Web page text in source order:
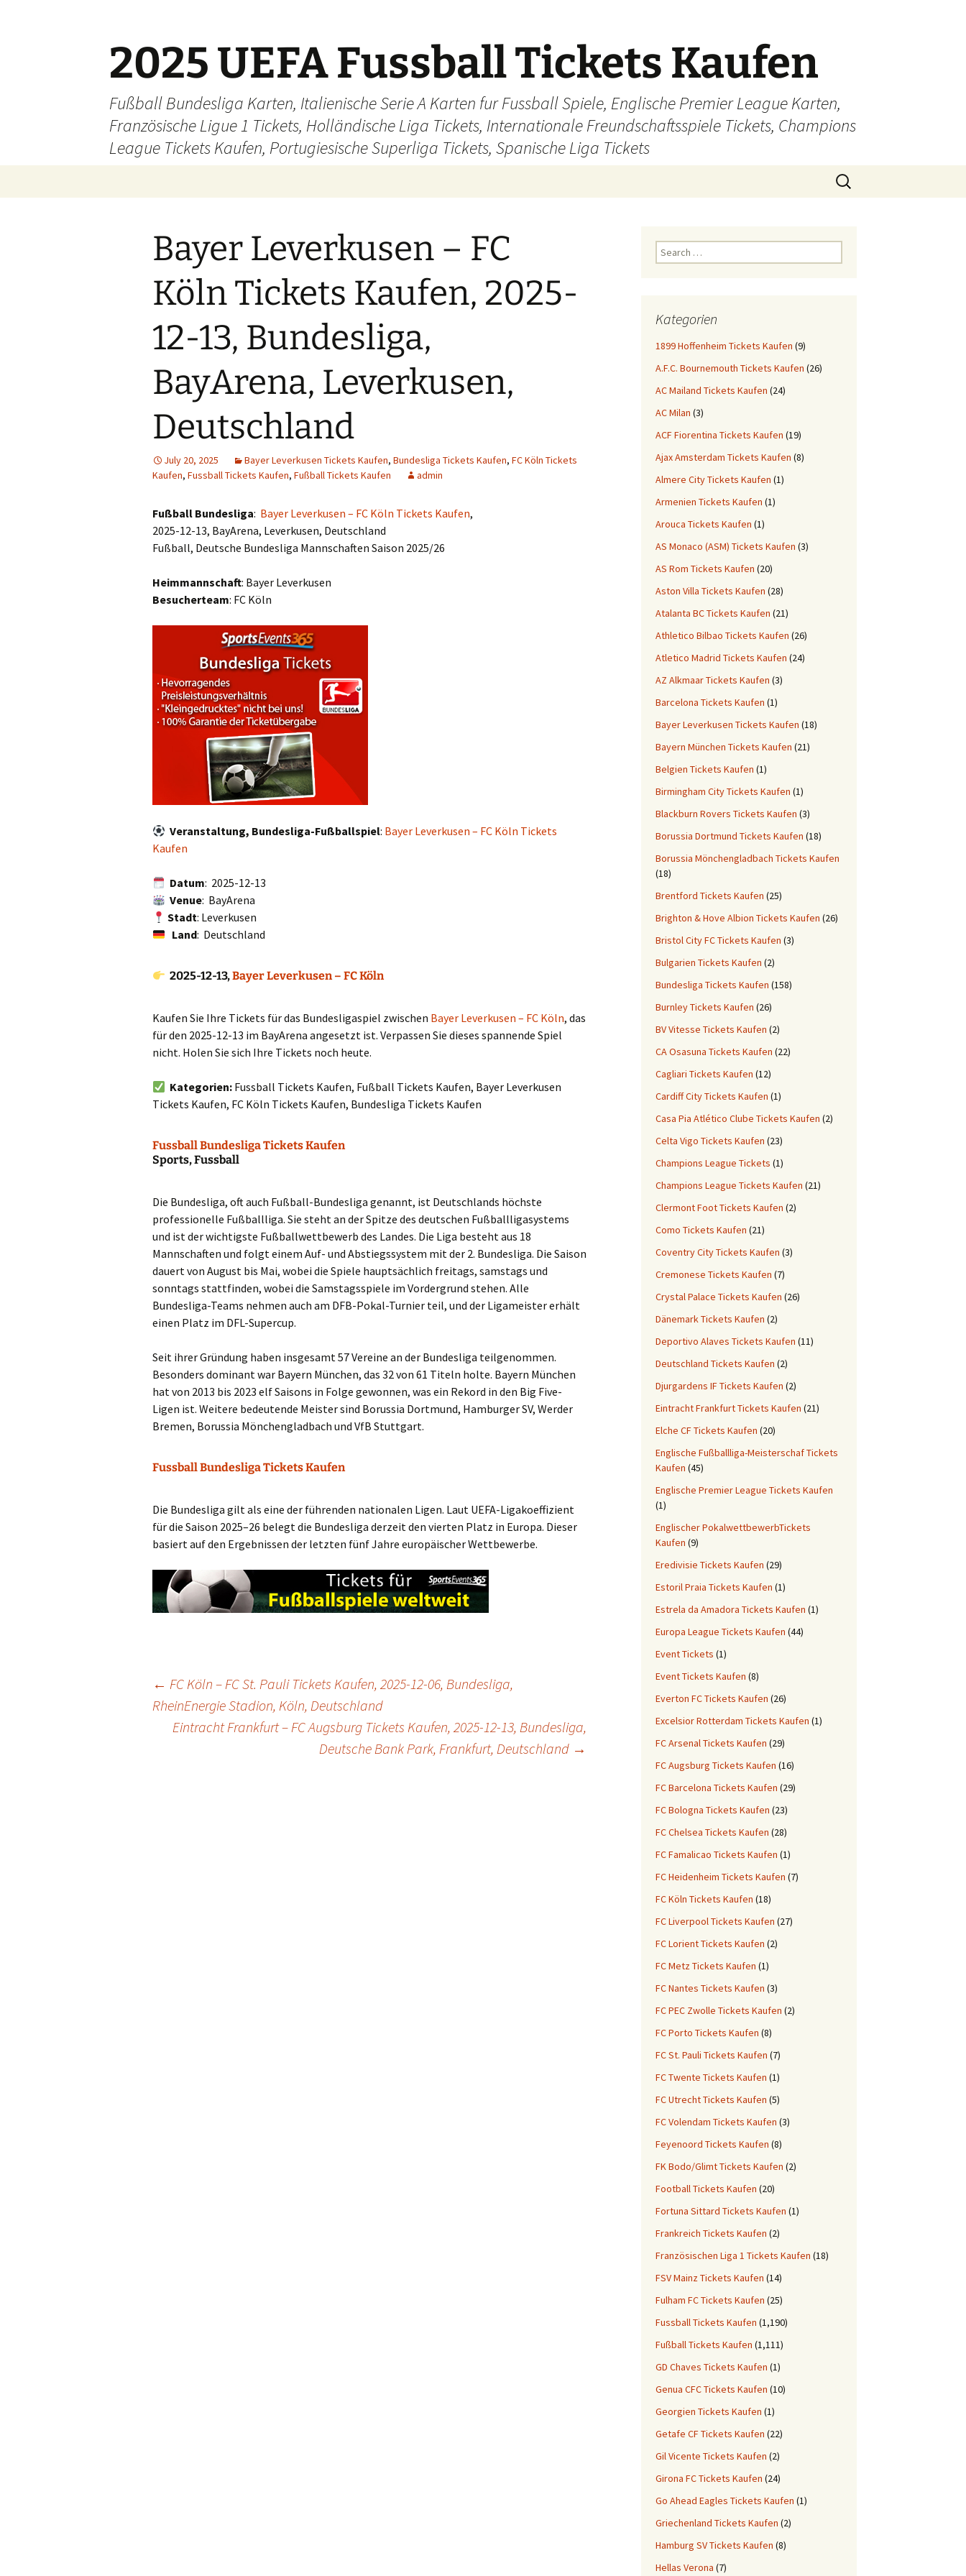
2025 UEFA Fussball Tickets Kaufen
Fußball Bundesliga Karten, Italienische Serie A Karten fur Fussball Spiele, Englische Premier League Karten,
Französische Ligue 1 Tickets, Holländische Liga Tickets, Internationale Freundschaftsspiele Tickets, Champions
League Tickets Kaufen, Portugiesische Superliga Tickets, Spanische Liga Tickets
Search
for:
Bayer Leverkusen – FC
Köln Tickets Kaufen, 2025-
12-13, Bundesliga,
BayArena, Leverkusen,
Deutschland
July 20, 2025 Bayer Leverkusen Tickets Kaufen, Bundesliga Tickets Kaufen, FC Köln Tickets
Kaufen, Fussball Tickets Kaufen, Fußball Tickets Kaufen admin
Fußball Bundesliga: Bayer Leverkusen – FC Köln Tickets Kaufen,
2025-12-13, BayArena, Leverkusen, Deutschland
Fußball, Deutsche Bundesliga Mannschaften Saison 2025/26
Heimmannschaft: Bayer Leverkusen
Besucherteam: FC Köln
Veranstaltung, Bundesliga-Fußballspiel: Bayer Leverkusen – FC Köln Tickets
Kaufen
Datum: 2025-12-13
Venue: BayArena
Stadt: Leverkusen
Land: Deutschland
2025-12-13,Bayer Leverkusen – FC Köln
Kaufen Sie Ihre Tickets für das Bundesligaspiel zwischen Bayer Leverkusen – FC Köln, das
für den 2025-12-13 im BayArena angesetzt ist. Verpassen Sie dieses spannende Spiel
nicht. Holen Sie sich Ihre Tickets noch heute.
Kategorien: Fussball Tickets Kaufen, Fußball Tickets Kaufen, Bayer Leverkusen
Tickets Kaufen, FC Köln Tickets Kaufen, Bundesliga Tickets Kaufen
Fussball Bundesliga Tickets Kaufen
Sports, Fussball
Die Bundesliga, oft auch Fußball-Bundesliga genannt, ist Deutschlands höchste
professionelle Fußballliga. Sie steht an der Spitze des deutschen Fußballligasystems
und ist der wichtigste Fußballwettbewerb des Landes. Die Liga besteht aus 18
Mannschaften und folgt einem Auf- und Abstiegssystem mit der 2. Bundesliga. Die Saison
dauert von August bis Mai, wobei die Spiele hauptsächlich freitags, samstags und
sonntags stattfinden, wobei die Samstagsspiele im Vordergrund stehen. Alle
Bundesliga-Teams nehmen auch am DFB-Pokal-Turnier teil, und der Ligameister erhält
einen Platz im DFL-Supercup.
Seit ihrer Gründung haben insgesamt 57 Vereine an der Bundesliga teilgenommen.
Besonders dominant war Bayern München, das 32 von 61 Titeln holte. Bayern München
hat von 2013 bis 2023 elf Saisons in Folge gewonnen, was ein Rekord in den Big Five-
Ligen ist. Weitere bedeutende Meister sind Borussia Dortmund, Hamburger SV, Werder
Bremen, Borussia Mönchengladbach und VfB Stuttgart.
Fussball Bundesliga Tickets Kaufen
Die Bundesliga gilt als eine der führenden nationalen Ligen. Laut UEFA-Ligakoeffizient
für die Saison 2025–26 belegt die Bundesliga derzeit den vierten Platz in Europa. Dieser
basiert auf den Ergebnissen der letzten fünf Jahre europäischer Wettbewerbe.
navigation
← FC Köln – FC St. Pauli Tickets Kaufen, 2025-12-06, Bundesliga,
RheinEnergie Stadion, Köln, Deutschland
Eintracht Frankfurt – FC Augsburg Tickets Kaufen, 2025-12-13, Bundesliga,
Deutsche Bank Park, Frankfurt, Deutschland →
Search
for:
Kategorien
1899 Hoffenheim Tickets Kaufen (9)
A.F.C. Bournemouth Tickets Kaufen (26)
AC Mailand Tickets Kaufen (24)
AC Milan (3)
ACF Fiorentina Tickets Kaufen (19)
Ajax Amsterdam Tickets Kaufen (8)
Almere City Tickets Kaufen (1)
Armenien Tickets Kaufen (1)
Arouca Tickets Kaufen (1)
AS Monaco (ASM) Tickets Kaufen (3)
AS Rom Tickets Kaufen (20)
Aston Villa Tickets Kaufen (28)
Atalanta BC Tickets Kaufen (21)
Athletico Bilbao Tickets Kaufen (26)
Atletico Madrid Tickets Kaufen (24)
AZ Alkmaar Tickets Kaufen (3)
Barcelona Tickets Kaufen (1)
Bayer Leverkusen Tickets Kaufen (18)
Bayern München Tickets Kaufen (21)
Belgien Tickets Kaufen (1)
Birmingham City Tickets Kaufen (1)
Blackburn Rovers Tickets Kaufen (3)
Borussia Dortmund Tickets Kaufen (18)
Borussia Mönchengladbach Tickets Kaufen
(18)
Brentford Tickets Kaufen (25)
Brighton & Hove Albion Tickets Kaufen (26)
Bristol City FC Tickets Kaufen (3)
Bulgarien Tickets Kaufen (2)
Bundesliga Tickets Kaufen (158)
Burnley Tickets Kaufen (26)
BV Vitesse Tickets Kaufen (2)
CA Osasuna Tickets Kaufen (22)
Cagliari Tickets Kaufen (12)
Cardiff City Tickets Kaufen (1)
Casa Pia Atlético Clube Tickets Kaufen (2)
Celta Vigo Tickets Kaufen (23)
Champions League Tickets (1)
Champions League Tickets Kaufen (21)
Clermont Foot Tickets Kaufen (2)
Como Tickets Kaufen (21)
Coventry City Tickets Kaufen (3)
Cremonese Tickets Kaufen (7)
Crystal Palace Tickets Kaufen (26)
Dänemark Tickets Kaufen (2)
Deportivo Alaves Tickets Kaufen (11)
Deutschland Tickets Kaufen (2)
Djurgardens IF Tickets Kaufen (2)
Eintracht Frankfurt Tickets Kaufen (21)
Elche CF Tickets Kaufen (20)
Englische Fußballliga-Meisterschaf Tickets
Kaufen (45)
Englische Premier League Tickets Kaufen
(1)
Englischer PokalwettbewerbTickets
Kaufen (9)
Eredivisie Tickets Kaufen (29)
Estoril Praia Tickets Kaufen (1)
Estrela da Amadora Tickets Kaufen (1)
Europa League Tickets Kaufen (44)
Event Tickets (1)
Event Tickets Kaufen (8)
Everton FC Tickets Kaufen (26)
Excelsior Rotterdam Tickets Kaufen (1)
FC Arsenal Tickets Kaufen (29)
FC Augsburg Tickets Kaufen (16)
FC Barcelona Tickets Kaufen (29)
FC Bologna Tickets Kaufen (23)
FC Chelsea Tickets Kaufen (28)
FC Famalicao Tickets Kaufen (1)
FC Heidenheim Tickets Kaufen (7)
FC Köln Tickets Kaufen (18)
FC Liverpool Tickets Kaufen (27)
FC Lorient Tickets Kaufen (2)
FC Metz Tickets Kaufen (1)
FC Nantes Tickets Kaufen (3)
FC PEC Zwolle Tickets Kaufen (2)
FC Porto Tickets Kaufen (8)
FC St. Pauli Tickets Kaufen (7)
FC Twente Tickets Kaufen (1)
FC Utrecht Tickets Kaufen (5)
FC Volendam Tickets Kaufen (3)
Feyenoord Tickets Kaufen (8)
FK Bodo/Glimt Tickets Kaufen (2)
Football Tickets Kaufen (20)
Fortuna Sittard Tickets Kaufen (1)
Frankreich Tickets Kaufen (2)
Französischen Liga 1 Tickets Kaufen (18)
FSV Mainz Tickets Kaufen (14)
Fulham FC Tickets Kaufen (25)
Fussball Tickets Kaufen (1,190)
Fußball Tickets Kaufen (1,111)
GD Chaves Tickets Kaufen (1)
Genua CFC Tickets Kaufen (10)
Georgien Tickets Kaufen (1)
Getafe CF Tickets Kaufen (22)
Gil Vicente Tickets Kaufen (2)
Girona FC Tickets Kaufen (24)
Go Ahead Eagles Tickets Kaufen (1)
Griechenland Tickets Kaufen (2)
Hamburg SV Tickets Kaufen (8)
Hellas Verona (7)